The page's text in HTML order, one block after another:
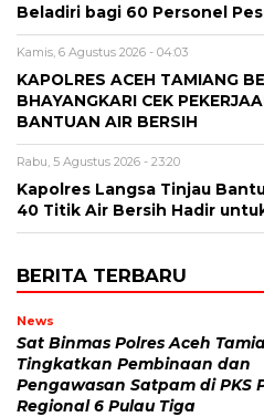
Beladiri bagi 60 Personel
Kamis, 6 Agustus 2026 - 04:03
KAPOLRES ACEH TAMIANG
BHAYANGKARI CEK
BANTUAN AIR BERSIH
Rabu, 5 Agustus 2026 - 23:20
Kapolres Langsa Tinjau
40 Titik Air Bersih Hadir
BERITA TERBARU
News
Sat Binmas Polres Aceh
Tingkatkan Pembinaan dan
Pengawasan Satpam di PKS
Regional 6 Pulau Tiga